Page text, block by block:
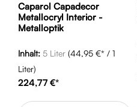
Caparol Capadecor
Metallocryl Interior -
Metalloptik
Inhalt: 5 Liter (44,95 €* / 1
Liter)
224,77 €*